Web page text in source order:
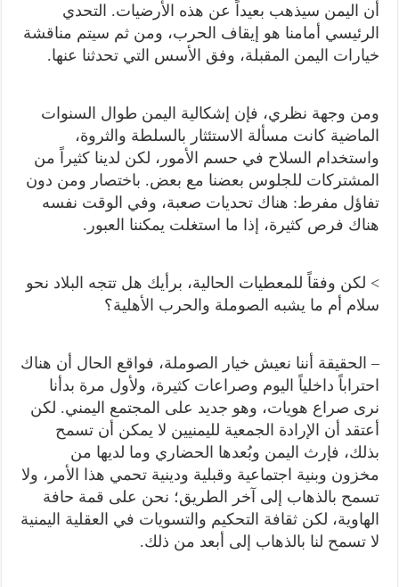
أن اليمن سيذهب بعيداً عن هذه الأرضيات. التحدي
الرئيسي أمامنا هو إيقاف الحرب، ومن ثم سيتم مناقشة
خيارات اليمن المقبلة، وفق الأسس التي تحدثنا عنها.
ومن وجهة نظري، فإن إشكالية اليمن طوال السنوات
الماضية كانت مسألة الاستئثار بالسلطة والثروة،
واستخدام السلاح في حسم الأمور، لكن لدينا كثيراً من
المشتركات للجلوس بعضنا مع بعض. باختصار ومن دون
تفاؤل مفرط: هناك تحديات صعبة، وفي الوقت نفسه
هناك فرص كثيرة، إذا ما استغلت يمكننا العبور.
> لكن وفقاً للمعطيات الحالية، برأيك هل تتجه البلاد نحو
سلام أم ما يشبه الصوملة والحرب الأهلية؟
– الحقيقة أننا نعيش خيار الصوملة، فواقع الحال أن هناك
احتراباً داخلياً اليوم وصراعات كثيرة، ولأول مرة بدأنا
نرى صراع هويات، وهو جديد على المجتمع اليمني. لكن
أعتقد أن الإرادة الجمعية لليمنيين لا يمكن أن تسمح
بذلك، فإرث اليمن وبُعدها الحضاري وما لديها من
مخزون وبنية اجتماعية وقبلية ودينية تحمي هذا الأمر، ولا
تسمح بالذهاب إلى آخر الطريق؛ نحن على قمة حافة
الهاوية، لكن ثقافة التحكيم والتسويات في العقلية اليمنية
لا تسمح لنا بالذهاب إلى أبعد من ذلك.